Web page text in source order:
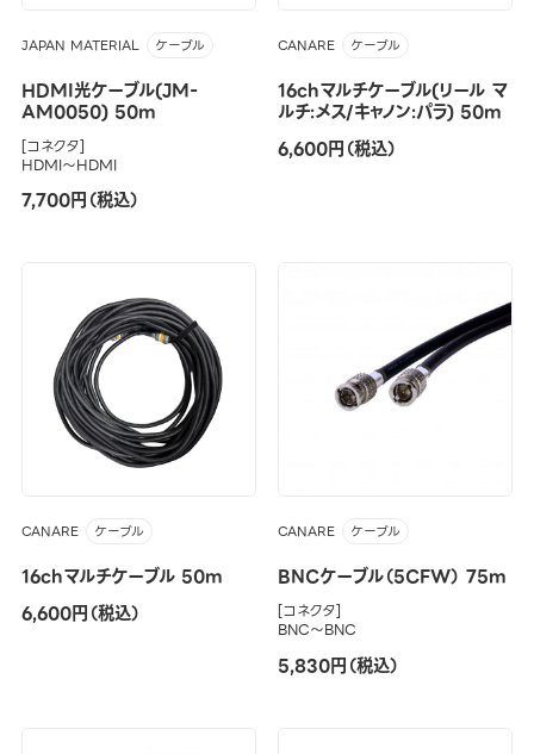
JAPAN MATERIAL ケーブル
HDMI光ケーブル(JM-
AM0050) 50m
[コネクタ]
HDMI～HDMI
7,700円（税込）
CANARE ケーブル
16chマルチケーブル(リール マ
ルチ:メス/キャノン:パラ) 50m
6,600円（税込）
CANARE ケーブル
16chマルチケーブル 50m
6,600円（税込）
CANARE ケーブル
BNCケーブル（5CFW） 75m
[コネクタ]
BNC～BNC
5,830円（税込）